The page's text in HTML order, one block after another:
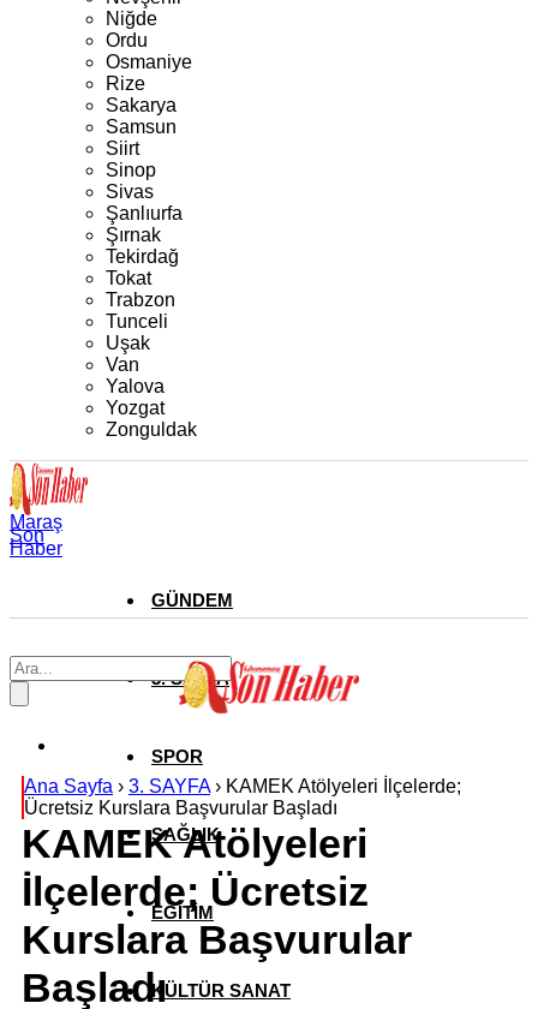
Niğde
Ordu
Osmaniye
Rize
Sakarya
Samsun
Siirt
Sinop
Sivas
Şanlıurfa
Şırnak
Tekirdağ
Tokat
Trabzon
Tunceli
Uşak
Van
Yalova
Yozgat
Zonguldak
Maraş
Son
Haber
GÜNDEM
3. SAYFA
SPOR
SAĞLIK
EĞİTİM
KÜLTÜR SANAT
Ana Sayfa › 3. SAYFA› KAMEK Atölyeleri İlçelerde;
Ücretsiz Kurslara Başvurular Başladı
KAMEK Atölyeleri
İlçelerde; Ücretsiz
Kurslara Başvurular
Başladı